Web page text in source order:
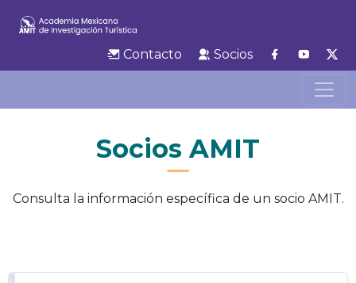
Contacto Socios
Socios AMIT
Consulta la información específica de un socio AMIT.